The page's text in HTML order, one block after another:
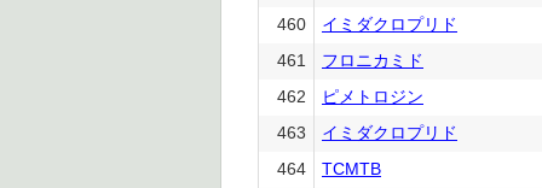
460
イミダクロプリド
461
フロニカミド
462
ピメトロジン
463
イミダクロプリド
464
TCMTB